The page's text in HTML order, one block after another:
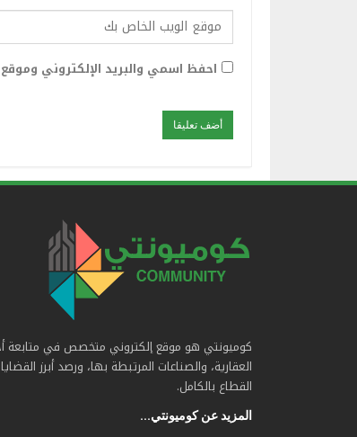
احفظ اسمي والبريد الإلكتروني
كوميونتي هو موقع إلكتروني متخصص في متابعة
العقارية، والصناعات المرتبطة بها، ورصد أبرز
القطاع بالكامل.
المزيد عن كوميونتي...